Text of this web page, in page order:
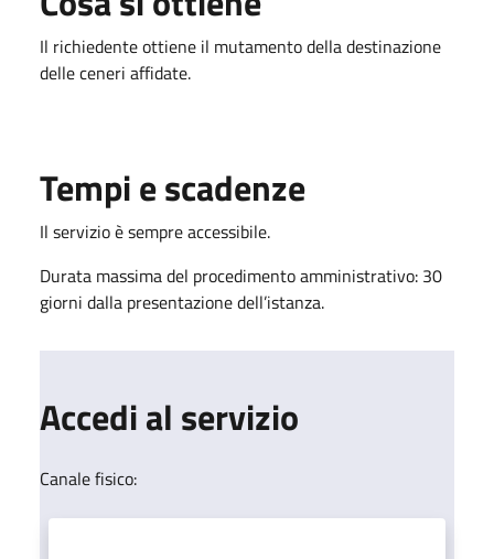
Il richiedente ottiene il mutamento della destinazione
delle ceneri affidate.
Tempi e scadenze
Il servizio è sempre accessibile.
Durata massima del procedimento amministrativo: 30
giorni dalla presentazione dell’istanza.
Accedi al servizio
Canale fisico: